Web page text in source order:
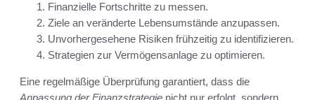
Finanzielle Fortschritte zu messen.
Ziele an veränderte Lebensumstände anzupassen.
Unvorhergesehene Risiken frühzeitig zu identifizieren.
Strategien zur Vermögensanlage zu optimieren.
Eine regelmäßige Überprüfung garantiert, dass die
Anpassung der Finanzstrategie nicht nur erfolgt, sondern